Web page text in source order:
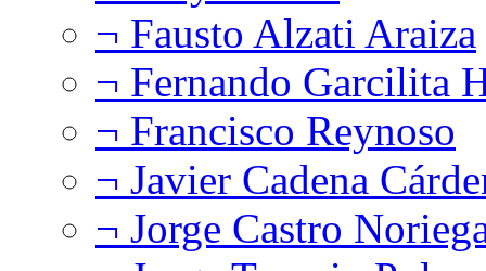
¬ Fausto Alzati Araiza
¬ Fernando Garcilita
¬ Francisco Reynoso
¬ Javier Cadena
¬ Jorge Castro